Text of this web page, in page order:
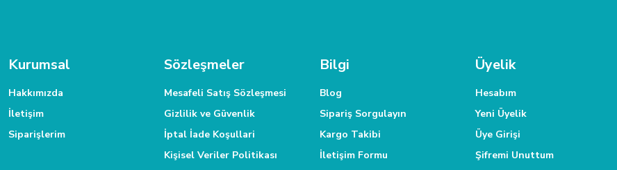
Kurumsal
Hakkımızda
İletişim
Siparişlerim
Sözleşmeler
Mesafeli Satış Sözleşmesi
Gizlilik ve Güvenlik
İptal İade Koşullari
Kişisel Veriler Politikası
Bilgi
Blog
Sipariş Sorgulayın
Kargo Takibi
İletişim Formu
Üyelik
Hesabım
Yeni Üyelik
Üye Girişi
Şifremi Unuttum